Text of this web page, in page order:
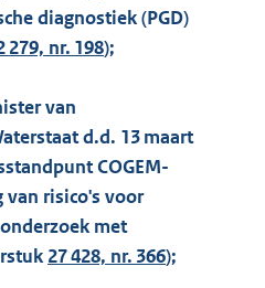
diagnostiek (PGD)
279, nr. 198);
van
d.d. 13 maart
COGEM-
van risico's voor
met
27 428, nr. 366);